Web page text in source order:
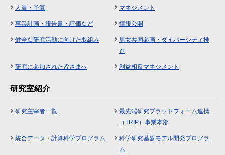
人員・予算 マネジメント
事業計画・報告書・評価など 情報公開
健全な研究活動に向けた取組み
男女共同参画・ダイバーシティ推
進
研究に参加された皆さまへ 利益相反マネジメント
研究室紹介
研究主宰者一覧
最先端研究プラットフォーム連携
（TRIP）事業本部
統合データ・計算科学プログラム
科学研究基盤モデル開発プログラ
ム